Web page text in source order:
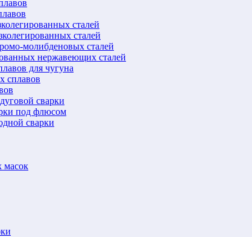
сталей
сталей
молибденовых сталей
нержавеющих сталей
для чугуна
сплавов
сварки
под флюсом
сварки
масок